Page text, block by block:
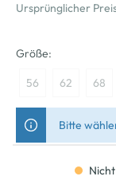
Ursprünglicher
Größe:
56 62 68
Bitte